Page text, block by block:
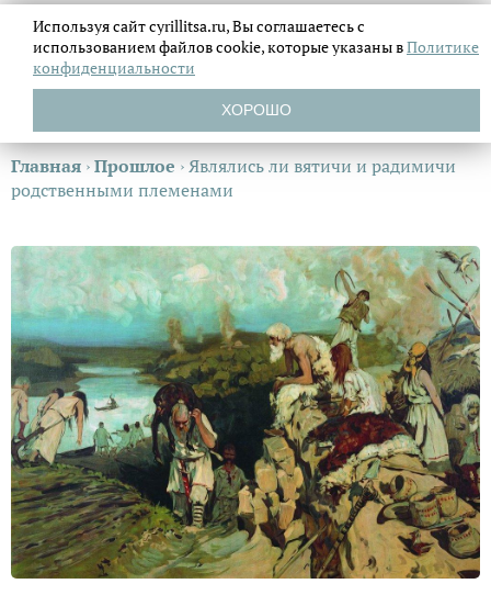
Главная ›Прошлое ›Являлись ли вятичи и радимичи
родственными племенами
Используя сайт cyrillitsa.ru, Вы соглашаетесь с
использованием файловcookie, которые указаны вПолитике
конфиденциальности
ХОРОШО